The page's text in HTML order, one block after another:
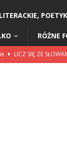
RÓŻNE
LICZ SIĘ ZE